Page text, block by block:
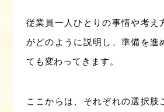
従業員一人ひとりの事情や考え
がどのように説明し、準備を進
ても変わってきます。
ここからは、それぞれの選択肢